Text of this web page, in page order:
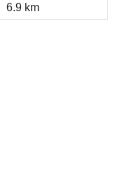
6.9 km